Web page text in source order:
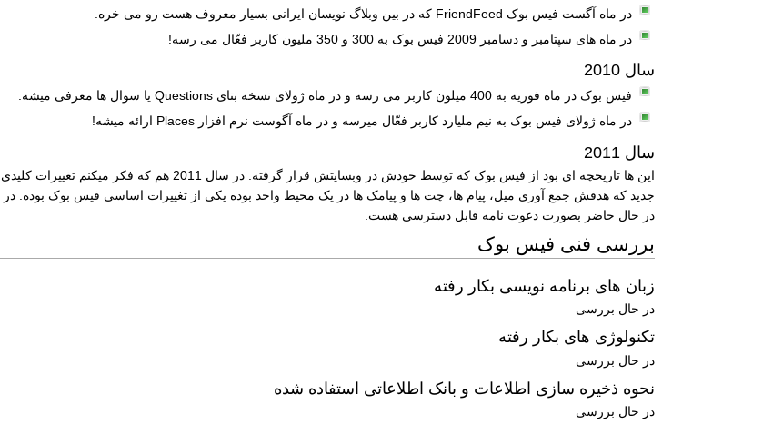
در ماه آگست فیس بوک FriendFeed که در بین وبلاگ نویسان ایرانی بسیار معروف هست رو می خره.
در ماه های سپتامبر و دسامبر 2009 فیس بوک به 300 و 350 ملیون کاربر فعّال می رسه!
سال 2010
فیس بوک در ماه فوریه به 400 میلون کاربر می رسه و در ماه ژولای نسخه بتای Questions یا سوال ها معرفی میشه.
در ماه ژولای فیس بوک به نیم ملیارد کاربر فعّال میرسه و در ماه آگوست نرم افزار Places ارائه میشه!
سال 2011
در حال حاضر بصورت دعوت نامه قابل دسترسی هست.
بررسی فنی فیس بوک
زبان های برنامه نویسی بکار رفته
در حال بررسی
تکنولوژی های بکار رفته
در حال بررسی
نحوه ذخیره سازی اطلاعات و بانک اطلاعاتی استفاده شده
در حال بررسی